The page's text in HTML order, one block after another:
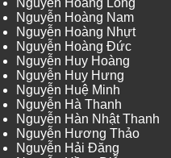
Nguyễn Hoàng Nam
Nguyễn Hoàng Nhựt
Nguyễn Hoàng Đức
Nguyễn Huy Hoàng
Nguyễn Huy Hưng
Nguyễn Huệ Minh
Nguyễn Hà Thanh
Nguyễn Hàn Nhật Thanh
Nguyễn Hương Thảo
Nguyễn Hải Đăng